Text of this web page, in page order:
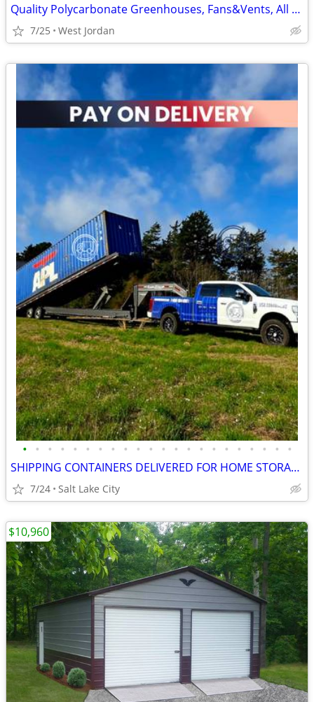
Quality Polycarbonate Greenhouses, Fans&Vents, All Sizes NEW
7/25 West Jordan
• • • • • • • • • • • • • • • • • • • • • •
SHIPPING CONTAINERS DELIVERED FOR HOME STORAGE 385-534-4945
7/24 Salt Lake City
$10,960